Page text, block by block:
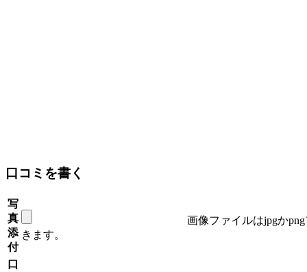
口コミを書く
写
真
添
付
画像ファイルはjpgか
きます。
口